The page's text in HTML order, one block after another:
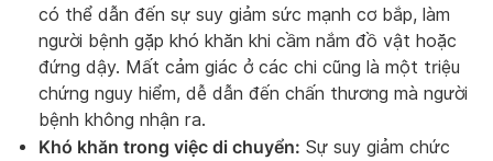
có thể dẫn đến sự suy giảm sức mạnh cơ bắp, làm
người bệnh gặp khó khăn khi cầm nắm đồ vật hoặc
đứng dậy. Mất cảm giác ở các chi cũng là một triệu
chứng nguy hiểm, dễ dẫn đến chấn thương mà người
bệnh không nhận ra.
Khó khăn trong việc di chuyển: Sự suy giảm chức